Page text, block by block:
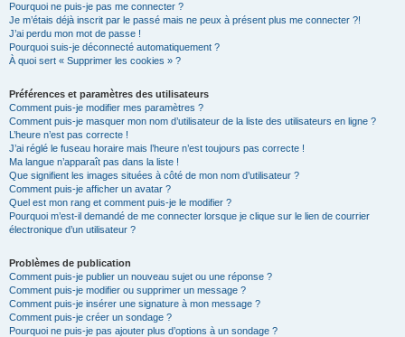
Pourquoi ne puis-je pas me connecter ?
Je m’étais déjà inscrit par le passé mais ne peux à présent plus me connecter ?!
J’ai perdu mon mot de passe !
Pourquoi suis-je déconnecté automatiquement ?
À quoi sert « Supprimer les cookies » ?
Préférences et paramètres des utilisateurs
Comment puis-je modifier mes paramètres ?
Comment puis-je masquer mon nom d’utilisateur de la liste des utilisateurs en ligne ?
L’heure n’est pas correcte !
J’ai réglé le fuseau horaire mais l’heure n’est toujours pas correcte !
Ma langue n’apparaît pas dans la liste !
Que signifient les images situées à côté de mon nom d’utilisateur ?
Comment puis-je afficher un avatar ?
Quel est mon rang et comment puis-je le modifier ?
Pourquoi m’est-il demandé de me connecter lorsque je clique sur le lien de courrier
électronique d’un utilisateur ?
Problèmes de publication
Comment puis-je publier un nouveau sujet ou une réponse ?
Comment puis-je modifier ou supprimer un message ?
Comment puis-je insérer une signature à mon message ?
Comment puis-je créer un sondage ?
Pourquoi ne puis-je pas ajouter plus d’options à un sondage ?